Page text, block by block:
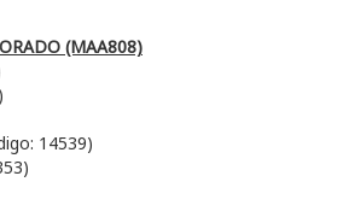
(MAA808)
14539)